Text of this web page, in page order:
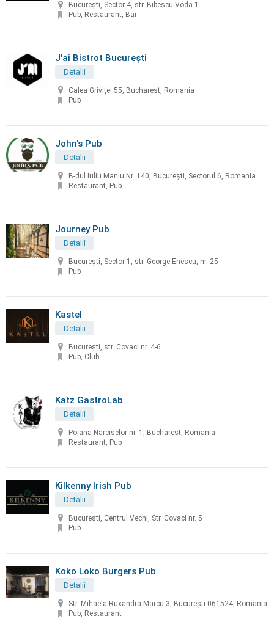
București, Sector 4, str. Bibescu Voda 1
Pub, Restaurant, Bar
J'ai Bistrot București
Detalii
Calea Griviței 55, Bucharest, Romania
Pub
John's Pub
Detalii
B-dul Iuliu Maniu Nr. 140, Bucureşti, Sectorul 6, Romania
Restaurant, Pub
Journey Pub
Detalii
București, Sector 1, str. George Enescu, nr. 25
Pub
Kastel
Detalii
București, str. Covaci nr. 4-6
Pub, Club
Katz GastroLab
Detalii
Poiana Narciselor nr. 1, Bucharest, Romania
Restaurant, Pub
Kilkenny Irish Pub
Detalii
București, Centrul Vechi, Str. Covaci nr. 5
Pub
Koko Loko Burgers Pub
Detalii
Str. Mihaela Ruxandra Marcu 3, București 061524, Romania
Pub, Restaurant